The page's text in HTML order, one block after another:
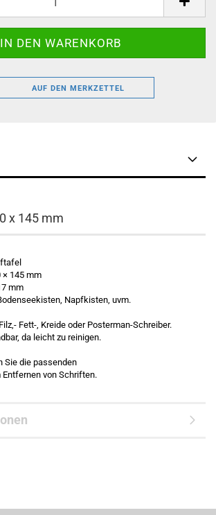
AUF DEN MERKZETTEL
x 145 mm
× 145 mm
mm
Napfkisten, uvm.
Fett-, Kreide oder Posterman-Schreiber.
da leicht zu reinigen.
Sie die passenden
von Schriften.